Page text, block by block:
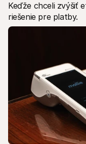
Keďže chceli zvýšiť
riešenie pre platby.